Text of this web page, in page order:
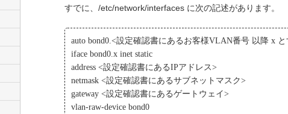
すでに、/etc/network/interfaces に次の記述があります。
auto bond0.<設定確認書にあるお客様VLAN番号 以降 x と
iface bond0.x inet static
address <設定確認書にあるIPアドレス>
netmask <設定確認書にあるサブネットマスク>
gateway <設定確認書にあるゲートウェイ>
vlan-raw-device bond0